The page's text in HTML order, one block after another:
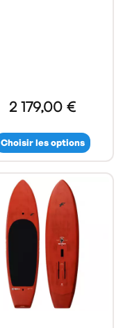
2 179,00 €
Choisir les options